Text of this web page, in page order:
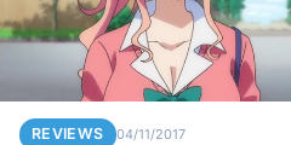
REVIEWS 04/11/2017